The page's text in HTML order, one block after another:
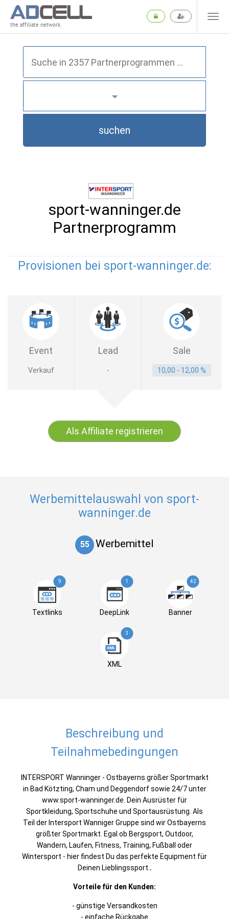
the affiliate network
suchen
sport-wanninger.de
Partnerprogramm
Provisionen bei sport-wanninger.de:
Event Lead Sale
Verkauf - 10,00 - 12,00 %
Als Affiliate registrieren
Werbemittelauswahl von sport-
wanninger.de
55 Werbemittel
9
Textlinks
1
DeepLink
42
Banner
3
XML
Beschreibung und
Teilnahmebedingungen
INTERSPORT Wanninger - Ostbayerns größer Sportmarkt
in Bad Kötzting, Cham und Deggendorf sowie 24/7 unter
www.sport-wanninger.de. Dein Ausrüster für
Sportkleidung, Sportschuhe und Sportausrüstung. Als
Teil der Intersport Wanniger Gruppe sind wir Ostbayerns
größter Sportmarkt. Egal ob Bergsport, Outdoor,
Wandern, Laufen, Fitness, Training, Fußball oder
Wintersport - hier findest Du das perfekte Equipment für
Deinen Lieblingssport. .
Vorteile für den Kunden:
- günstige Versandkosten
- einfache Rückgabe